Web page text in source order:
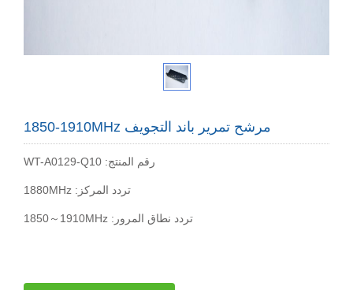
1850-1910MHz مرشح تمرير باند التجويف
WT-A0129-Q10 :رقم المنتج
1880MHz :تردد المركز
1850～1910MHz :تردد نطاق المرور